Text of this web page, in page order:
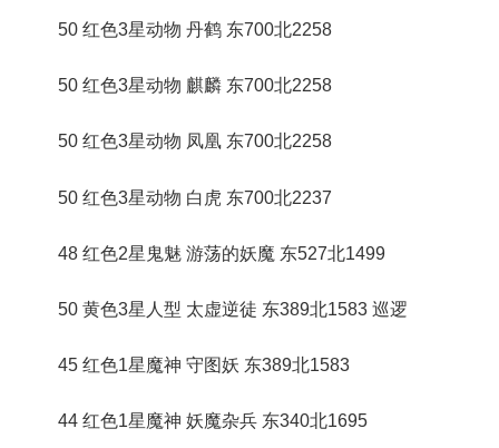
50 红色3星动物 丹鹤 东700北2258
50 红色3星动物 麒麟 东700北2258
50 红色3星动物 凤凰 东700北2258
50 红色3星动物 白虎 东700北2237
48 红色2星鬼魅 游荡的妖魔 东527北1499
50 黄色3星人型 太虚逆徒 东389北1583 巡逻
45 红色1星魔神 守图妖 东389北1583
44 红色1星魔神 妖魔杂兵 东340北1695